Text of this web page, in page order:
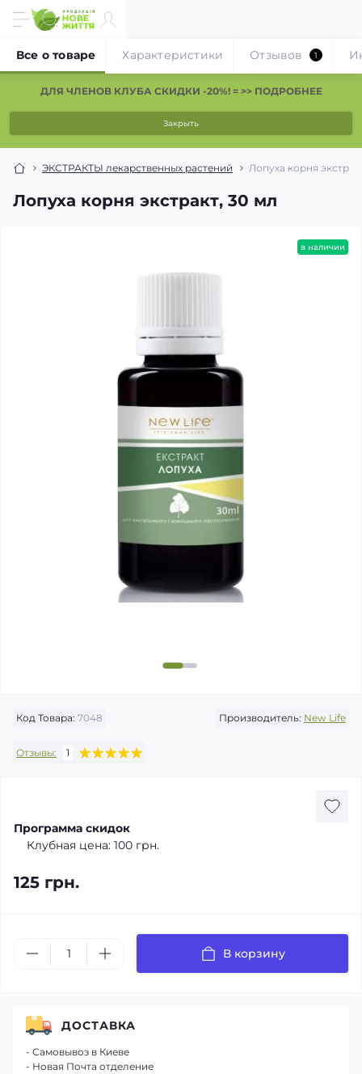
ДЛЯ ЧЛЕНОВ КЛУБА СКИДКИ -20%! = >> ПОДРОБНЕЕ
Закрыть
ЭКСТРАКТЫ лекарственных растений Лопуха корня
Лопуха корня экстракт, 30 мл
Все о товаре Характеристики Отзывов 1
в наличии
Код Товара: 7048 Производитель: New Life
Отзывы: 1
Программа скидок
Клубная цена: 100 грн.
125 грн.
В корзину
ДОСТАВКА
- Самовывоз в Киеве
- Новая Почта отделение